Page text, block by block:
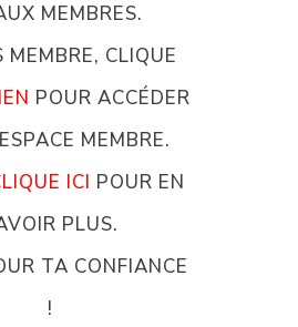
MEMBRES.
MEMBRE, CLIQUE
POUR ACCÉDER
MEMBRE.
ICI POUR EN
PLUS.
TA CONFIANCE
!